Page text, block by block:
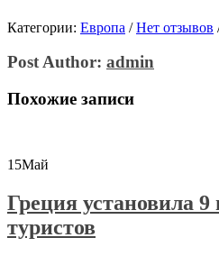
Категории: Европа / Нет отзывов
Post Author: admin
Похожие записи
15Май
Греция установила
туристов